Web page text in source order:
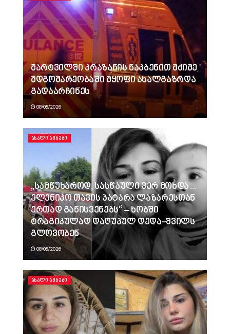
მარტვილში კრაზანის ნაკბენით მძიმე
მდგომარეობაში მყოფი ახალგაზრდა
გადაარჩინეს
08/08/2026
ᲐᲮᲐᲚᲘ ᲐᲛᲑᲔᲑᲘ
„სამწუხაროდ, სასწაული ვერ მოხდა…
ელენიკო თავის პატარა ლაზარესთან
ერთად განისვენებს“ – ხობში
ტრაგიკულად დაღუპულ დედა-შვილს
გლოვობენ
08/08/2026
ᲐᲮᲐᲚᲘ ᲐᲛᲑᲔᲑᲘ